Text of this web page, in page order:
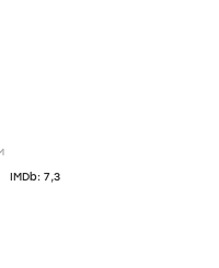
IMDb: 7,3